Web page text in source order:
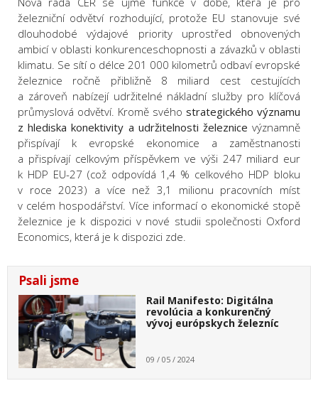
železniční odvětví rozhodující, protože EU stanovuje své
dlouhodobé výdajové priority uprostřed obnovených
ambicí v oblasti konkurenceschopnosti a závazků v oblasti
klimatu. Se sítí o délce 201 000 kilometrů odbaví evropské
železnice ročně přibližně 8 miliard cest cestujících
a zároveň nabízejí udržitelné nákladní služby pro klíčová
průmyslová odvětví. Kromě svého strategického významu
z hlediska konektivity a udržitelnosti železnice významně
přispívají k evropské ekonomice a zaměstnanosti
a přispívají celkovým příspěvkem ve výši 247 miliard eur
k HDP EU-27 (což odpovídá 1,4 % celkového HDP bloku
v roce 2023) a více než 3,1 milionu pracovních míst
v celém hospodářství. Více informací o ekonomické stopě
železnice je k dispozici v nové studii společnosti Oxford
Economics, která je k dispozici zde.
Psali jsme
Rail Manifesto: Digitálna
revolúcia a konkurenčný
vývoj európskych železníc
09 / 05 / 2024